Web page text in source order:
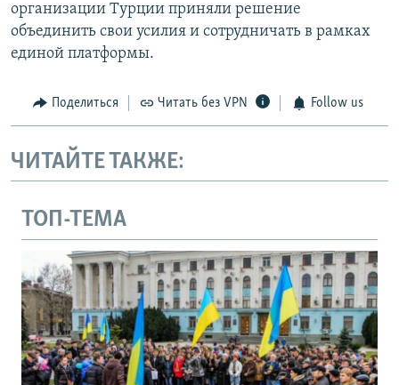
организации Турции приняли решение
объединить свои усилия и сотрудничать в рамках
единой платформы.
Поделиться Читать без VPN Follow us
ЧИТАЙТЕ ТАКЖЕ:
ТОП-ТЕМА